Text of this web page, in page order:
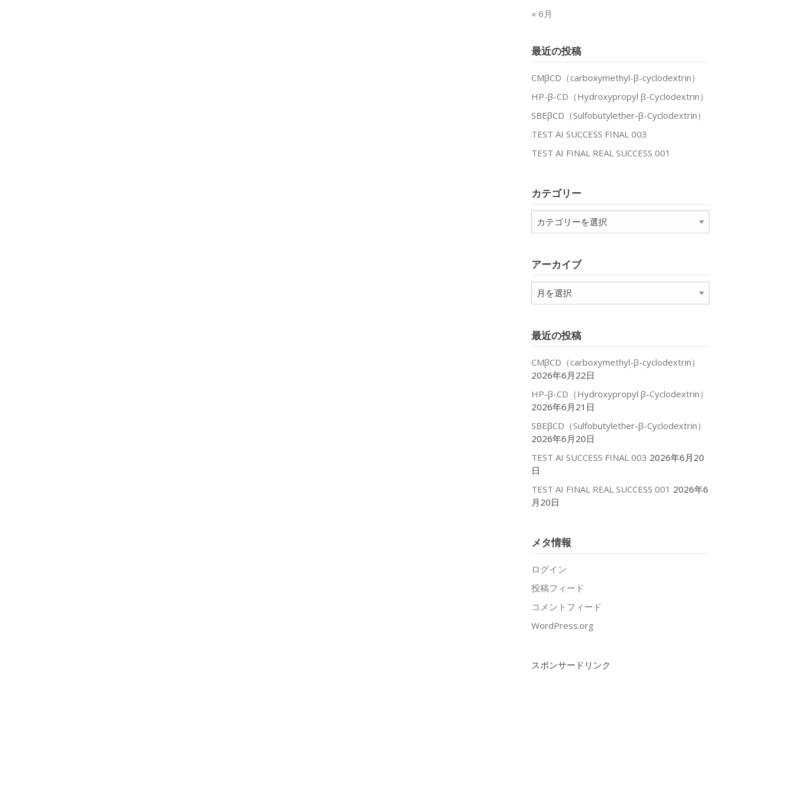
« 6月
最近の投稿
CMβCD（carboxymethyl-β-cyclodextrin）
HP-β-CD（Hydroxypropyl β-Cyclodextrin）
SBEβCD（Sulfobutylether-β-Cyclodextrin）
TEST AI SUCCESS FINAL 003
TEST AI FINAL REAL SUCCESS 001
カテゴリー
テ
ー
アーカイブ
ア
ー
ブ
最近の投稿
CMβCD（carboxymethyl-β-cyclodextrin）
2026年6月22日
HP-β-CD（Hydroxypropyl β-Cyclodextrin）
2026年6月21日
SBEβCD（Sulfobutylether-β-Cyclodextrin）
2026年6月20日
TEST AI SUCCESS FINAL 003 2026年6月20
日
TEST AI FINAL REAL SUCCESS 001 2026年6
月20日
メタ情報
ログイン
投稿フィード
コメントフィード
WordPress.org
スポンサードリンク